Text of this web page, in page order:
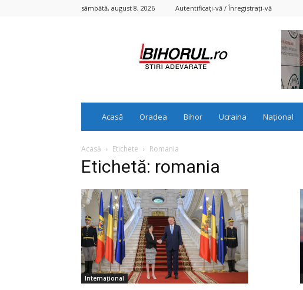
sâmbătă, august 8, 2026 Autentificați-vă / Înregistrați-vă
Acasă Oradea Bihor Ucraina Național
Acasă Etichete Romania
Etichetă: romania
Internațional